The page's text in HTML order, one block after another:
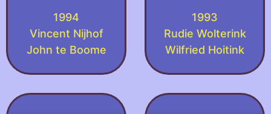
1994
Vincent Nijhof
John te Boome
1993
Rudie Wolterink
Wilfried Hoitink